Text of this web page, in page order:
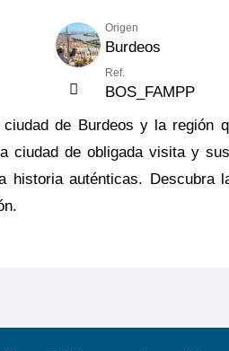
Origen
Burdeos
Ref.
BOS_FAMPP
de Burdeos y la
ciudad de obligada visita y
historia auténticas.